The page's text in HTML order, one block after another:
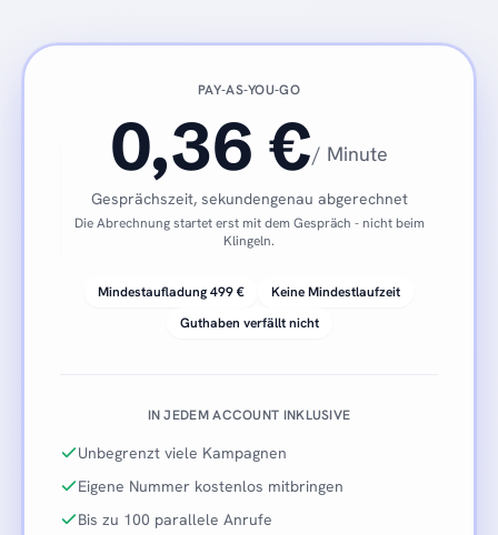
PAY-AS-YOU-GO
0,36 €/ Minute
Gesprächszeit, sekundengenau abgerechnet
Die Abrechnung startet erst mit dem Gespräch - nicht beim
Klingeln.
Mindestaufladung 499 €
Keine Mindestlaufzeit
Guthaben verfällt nicht
IN JEDEM ACCOUNT INKLUSIVE
Unbegrenzt viele Kampagnen
Eigene Nummer kostenlos mitbringen
Bis zu 100 parallele Anrufe